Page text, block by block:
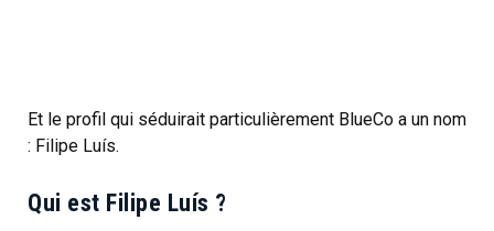
Et le profil qui séduirait particulièrement BlueCo a un nom
: Filipe Luís.
Qui est Filipe Luís ?